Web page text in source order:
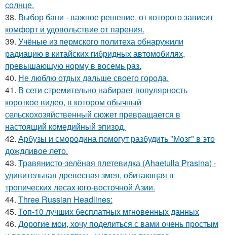
солнце.
38. Выбор бани - важное решение, от которого зависит
комфорт и удовольствие от парения.
39. Учёные из пермского политеха обнаружили
радиацию в китайских гибридных автомобилях,
превышающую норму в восемь раз.
40. Не люблю отдых дальше своего города.
41. В сети стремительно набирает популярность
короткое видео, в котором обычный
сельскохозяйственный сюжет превращается в
настоящий комедийный эпизод.
42. Арбузы и смородина помогут разбудить "Мозг" в это
дождливое лето.
43. Травянисто-зелёная плетевидка (Ahaetulla Prasina) -
удивительная древесная змея, обитающая в
тропических лесах юго-восточной Азии.
44. Three Russian Headlines:
45. Топ-10 лучших бесплатных мгновенных данных
46. Дорогие мои, хочу поделиться с вами очень простым